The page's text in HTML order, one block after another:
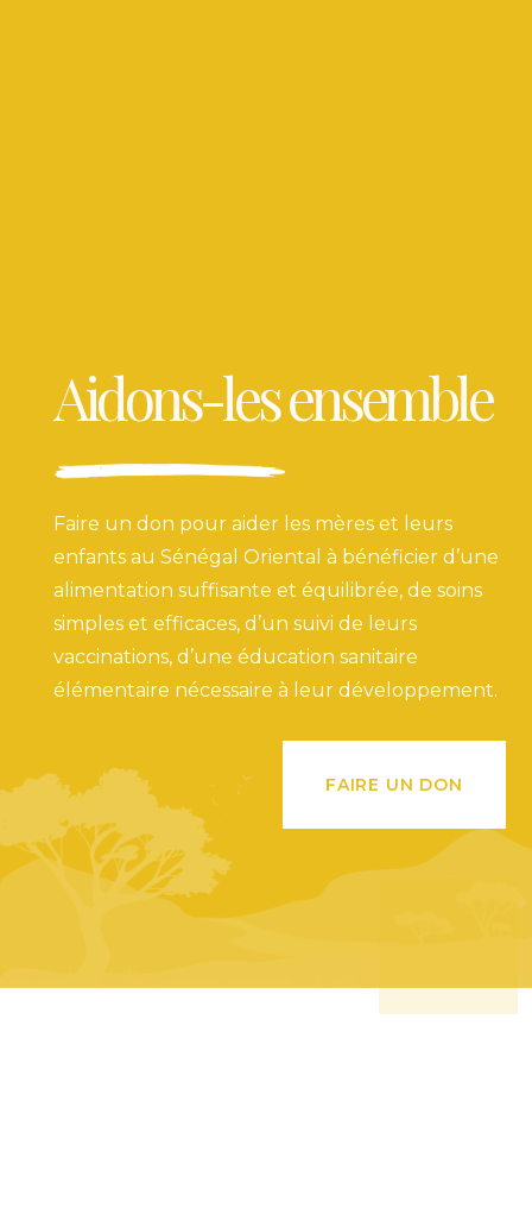
Aidons-les ensemble
Faire un don pour aider les mères et leurs
enfants au Sénégal Oriental à bénéficier d’une
alimentation suffisante et équilibrée, de soins
simples et efficaces, d’un suivi de leurs
vaccinations, d’une éducation sanitaire
élémentaire nécessaire à leur développement.
FAIRE UN DON